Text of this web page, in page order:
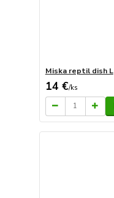
Miska reptil dish L
14 €/ks